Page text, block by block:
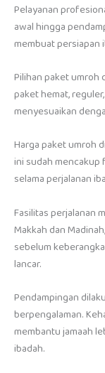
Pelayanan
awal hingga
membuat persiapan
Pilihan paket umroh
paket hemat,
menyesuaikan
Harga paket umroh
ini sudah mencakup
selama perjalanan
Fasilitas perjalanan
Makkah dan
sebelum
lancar.
Pendampingan
berpengalaman.
membantu jamaah
ibadah.